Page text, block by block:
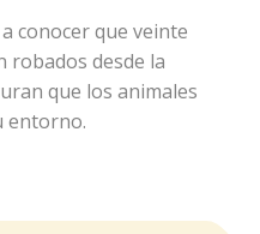
conocer que veinte
desde la
que los animales
entorno.